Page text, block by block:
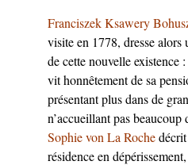
Franciszek Ksawery
visite en 1778, dresse
de cette nouvelle existence
vit honnêtement de sa
présentant plus dans de
n’accueillant pas beaucoup
Sophie von La Roche
résidence en